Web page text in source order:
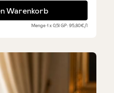
Keramikflasche
Warenkorb
Menge1 x 0,5lGP: 95,80€/l